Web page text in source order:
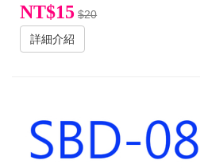
NT$15 $20
詳細介紹